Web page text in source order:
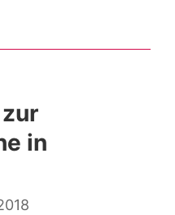
in